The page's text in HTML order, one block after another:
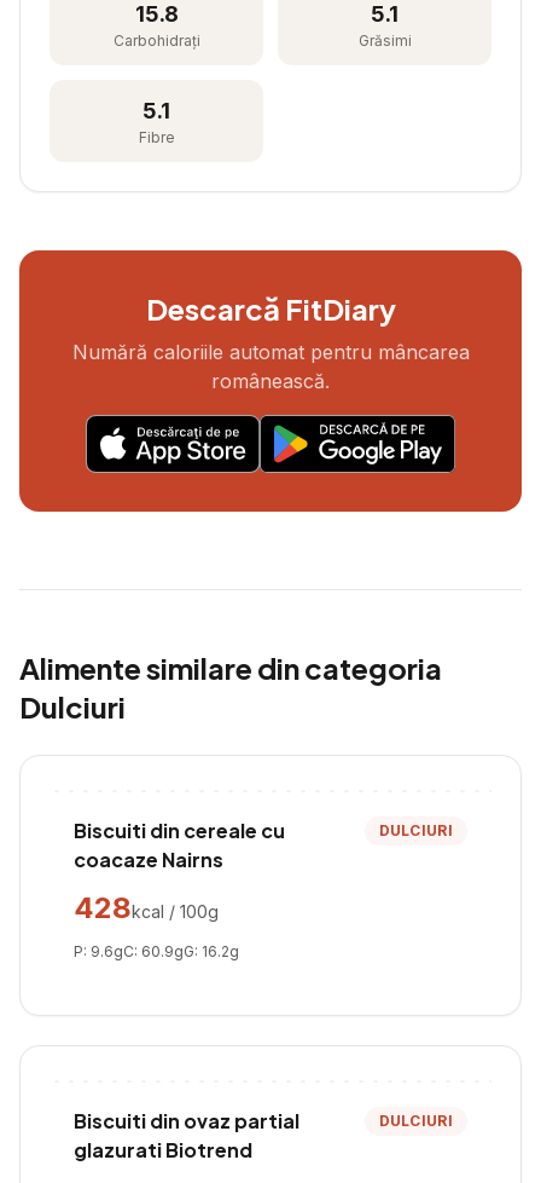
15.8
Carbohidrați
5.1
Grăsimi
5.1
Fibre
Descarcă FitDiary
Numără caloriile automat pentru mâncarea
românească.
Alimente similare din categoria
Dulciuri
Biscuiti din cereale cu
coacaze Nairns
DULCIURI
428kcal / 100g
P: 9.6gC: 60.9gG: 16.2g
Biscuiti din ovaz partial
glazurati Biotrend
DULCIURI